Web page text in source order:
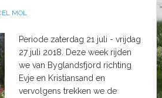
MOL
Periode zaterdag 21 juli - vrijdag
27 juli 2018. Deze week rijden
we van Byglandsfjord richting
Evje en Kristiansand en
vervolgens trekken we de